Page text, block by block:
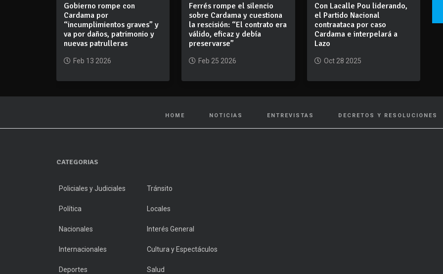
Gobierno rompe con
Cardama por
“incumplimientos graves” y
va por daños, patrimonio y
nuevas patrulleras
Feb 13 2026
Ferrés rompe el silencio
sobre Cardama y cuestiona
la rescisión: “El contrato era
válido, eficaz y debía
preservarse”
Feb 25 2026
Con Lacalle Pou liderando,
el Partido Nacional
contraataca por caso
Cardama e interpelará a
Lazo
Oct 28 2025
HOME NOTICIAS ENTREVISTAS DECRETOS Y RESOLUCIONES
CATEGORIAS
Policiales y Judiciales Tránsito
Política Locales
Nacionales Interés General
Internacionales Cultura y Espectáculos
Deportes Salud